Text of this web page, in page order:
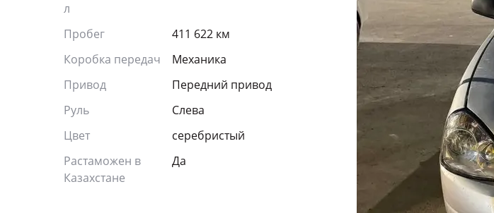
л
Пробег
411 622 км
Коробка передач
Механика
Привод
Передний привод
Руль
Слева
Цвет
серебристый
Растаможен в
Казахстане
Да